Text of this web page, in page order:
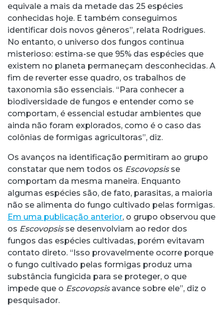
equivale a mais da metade das 25 espécies
conhecidas hoje. E também conseguimos
identificar dois novos gêneros”, relata Rodrigues.
No entanto, o universo dos fungos continua
misterioso: estima-se que 95% das espécies que
existem no planeta permaneçam desconhecidas. A
fim de reverter esse quadro, os trabalhos de
taxonomia são essenciais. “Para conhecer a
biodiversidade de fungos e entender como se
comportam, é essencial estudar ambientes que
ainda não foram explorados, como é o caso das
colônias de formigas agricultoras”, diz.
Os avanços na identificação permitiram ao grupo
constatar que nem todos os Escovopsisse
comportam da mesma maneira. Enquanto
algumas espécies são, de fato, parasitas, a maioria
não se alimenta do fungo cultivado pelas formigas.
Em uma publicação anterior, o grupo observou que
os Escovopsisse desenvolviam ao redor dos
fungos das espécies cultivadas, porém evitavam
contato direto. “Isso provavelmente ocorre porque
o fungo cultivado pelas formigas produz uma
substância fungicida para se proteger, o que
impede que o Escovopsisavance sobre ele”, diz o
pesquisador.